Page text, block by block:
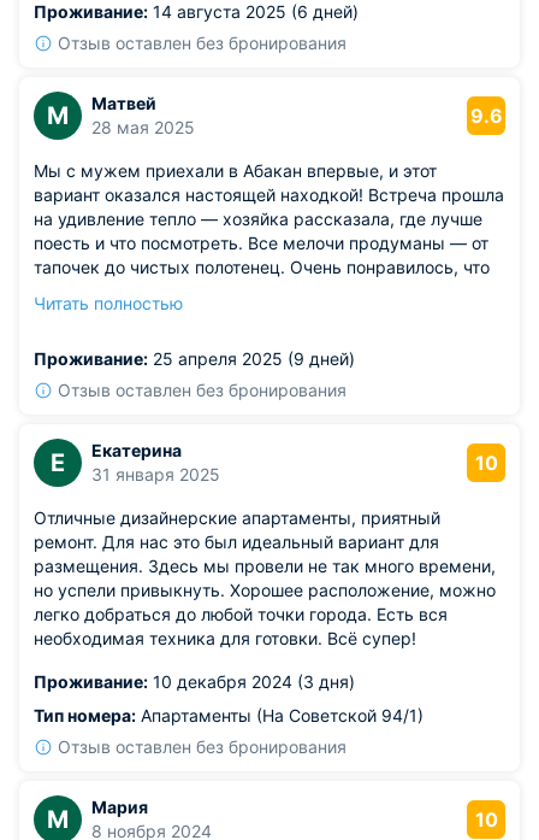
Проживание: 14 августа 2025 (6 дней)
Отзыв оставлен без бронирования
М
Матвей
28 мая 2025
9.6
Мы с мужем приехали в Абакан впервые, и этот
вариант оказался настоящей находкой! Встреча прошла
на удивление тепло — хозяйка рассказала, где лучше
поесть и что посмотреть. Все мелочи продуманы — от
тапочек до чистых полотенец. Очень понравилось, что
Отличное место для тех, кто хочет немного уединения.
прогулок. Даже захотелось остаться на день дольше.
Из недостатков: напольное покрытие слегка скрипит в
Читать полностью
Проживание: 25 апреля 2025 (9 дней)
Отзыв оставлен без бронирования
Е
Екатерина
31 января 2025
10
Отличные дизайнерские апартаменты, приятный
ремонт. Для нас это был идеальный вариант для
размещения. Здесь мы провели не так много времени,
но успели привыкнуть. Хорошее расположение, можно
легко добраться до любой точки города. Есть вся
необходимая техника для готовки. Всё супер!
Проживание: 10 декабря 2024 (3 дня)
Тип номера: Апартаменты (На Советской 94/1)
Отзыв оставлен без бронирования
М
Мария
8 ноября 2024
10